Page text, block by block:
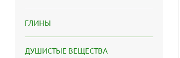
ГЛИНЫ
ДУШИСТЫЕ ВЕЩЕСТВА